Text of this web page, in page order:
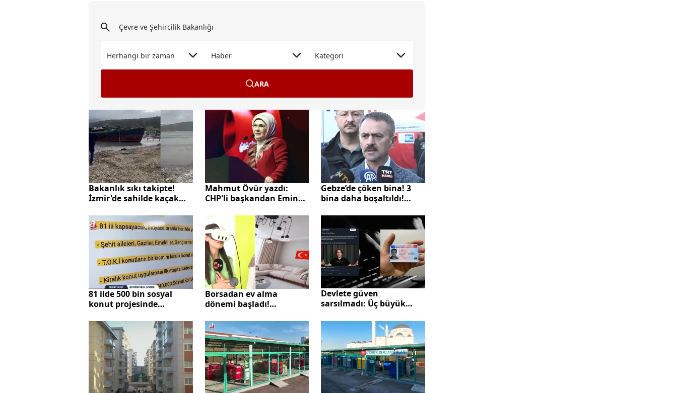
Herhangi bir zaman Haber Kategori
ARA
Bakanlık sıkı takipte!
İzmir'de sahilde kaçak
ceza
Mahmut Övür yazdı:
CHP'li başkandan Emine
Gebze’de çöken bina! 3
bina daha boşaltıldı!
81 ilde 500 bin sosyal
konut projesinde
Uzman isim A Haber'de
anlattı: Tarihte ilk kez...
Borsadan ev alma
dönemi başladı!
ne demek? Kaç sertifika
bir daire ediyor?
Devlete güven
sarsılmadı: Üç büyük
yüzü ortaya çıktı